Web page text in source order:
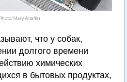
Mary Altaffer
что у собак,
долгого времени
химических
в бытовых продуктах,